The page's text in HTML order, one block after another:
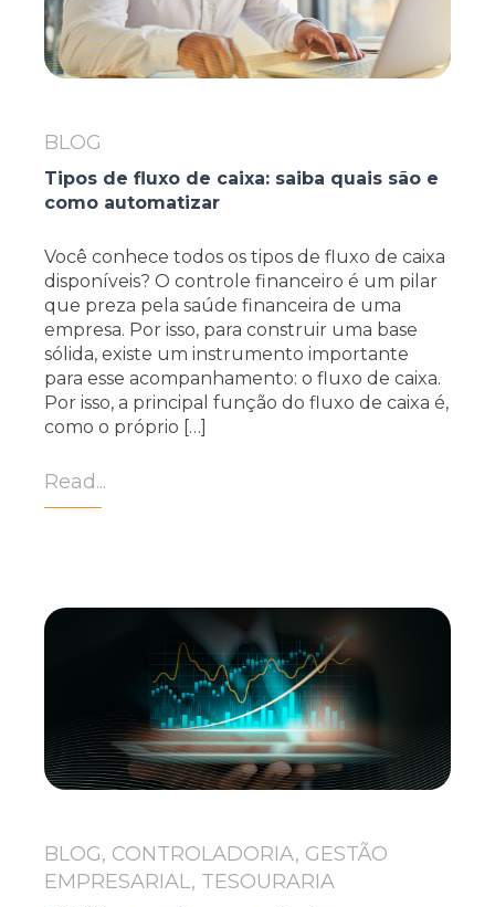
BLOG
Tipos de fluxo de caixa: saiba quais são e
como automatizar
Você conhece todos os tipos de fluxo de caixa
disponíveis? O controle financeiro é um pilar
que preza pela saúde financeira de uma
empresa. Por isso, para construir uma base
sólida, existe um instrumento importante
para esse acompanhamento: o fluxo de caixa.
Por isso, a principal função do fluxo de caixa é,
como o próprio […]
Read...
BLOG, CONTROLADORIA, GESTÃO
EMPRESARIAL, TESOURARIA